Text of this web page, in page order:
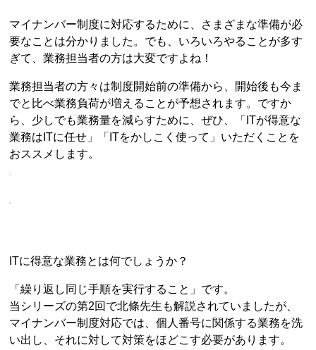
マイナンバー制度に対応するために、さまざまな準備が必
要なことは分かりました。でも、いろいろやることが多す
ぎて、業務担当者の方は大変ですよね！
業務担当者の方々は制度開始前の準備から、開始後も今ま
でと比べ業務負荷が増えることが予想されます。ですか
ら、少しでも業務量を減らすために、ぜひ、「ITが得意な
業務はITに任せ」「ITをかしこく使って」いただくことを
おススメします。
ITに得意な業務とは何でしょうか？
「繰り返し同じ手順を実行すること」です。
当シリーズの第2回で北條先生も解説されていましたが、
マイナンバー制度対応では、個人番号に関係する業務を洗
い出し、それに対して対策をほどこす必要があります。